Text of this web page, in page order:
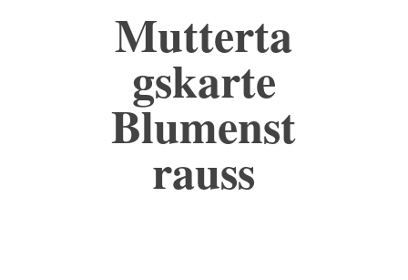
Mutterta
gskarte
Blumenst
rauss